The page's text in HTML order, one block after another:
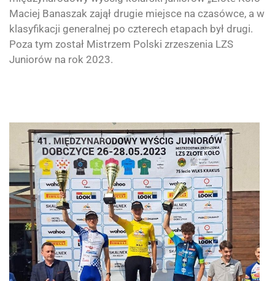
Maciej Banaszak zajął drugie miejsce na czasówce, a w
klasyfikacji generalnej po czterech etapach był drugi.
Poza tym został Mistrzem Polski zrzeszenia LZS
Juniorów na rok 2023.